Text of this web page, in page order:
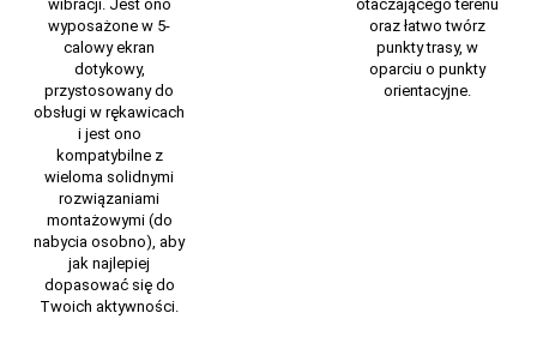
wibracji. Jest ono
wyposażone w 5-
calowy ekran
dotykowy,
przystosowany do
obsługi w rękawicach
i jest ono
kompatybilne z
wieloma solidnymi
rozwiązaniami
montażowymi (do
nabycia osobno), aby
jak najlepiej
dopasować się do
Twoich aktywności.
otaczającego terenu
oraz łatwo twórz
punkty trasy, w
oparciu o punkty
orientacyjne.